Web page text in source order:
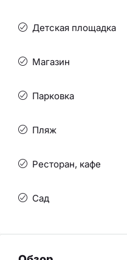
Детская площадка
Магазин
Парковка
Пляж
Ресторан, кафе
Сад